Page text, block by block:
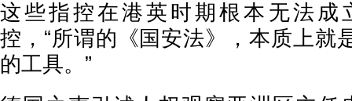
这些指控在港英时期根本无法成
控，“所谓的《国安法》，本质上就
的工具。”